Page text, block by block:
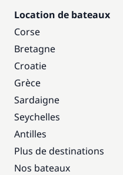
Location de bateaux
Corse
Bretagne
Croatie
Grèce
Sardaigne
Seychelles
Antilles
Plus de destinations
Nos bateaux